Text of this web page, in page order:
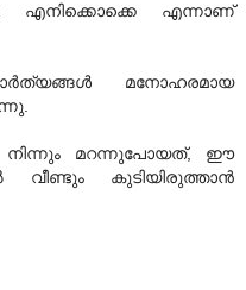
എനിക്കൊക്കെ എന്നാണ്
മനോഹരമായ
നിന്നും മറന്നുപോയത്, ഈ
വീണ്ടും കുടിയിരുത്താന്‍